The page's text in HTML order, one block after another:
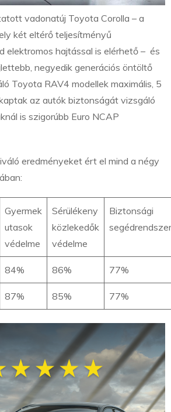
vadonatúj Toyota Corolla – a
két eltérő teljesítményű
elektromos hajtással is elérhető – és
negyedik generációs öntöltő
Toyota RAV4 modellek maximális, 5
az autók biztonságát vizsgáló
is szigorúbb Euro NCAP
eredményeket ért el mind a négy
Gyermek
utasok
védelme
Sérülékeny
közlekedők
védelme
Biztonsági
84% 86% 77%
87% 85% 77%